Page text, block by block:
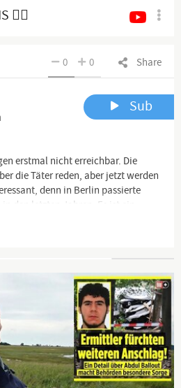
👍🏻
Share
0 0
Sub
erstmal nicht erreichbar. Die
die Täter reden, aber jetzt werden
denn in Berlin passierte
den letzten Jahren. Es ist ein
channel/UCflu...
UCK_c...
UCNte...